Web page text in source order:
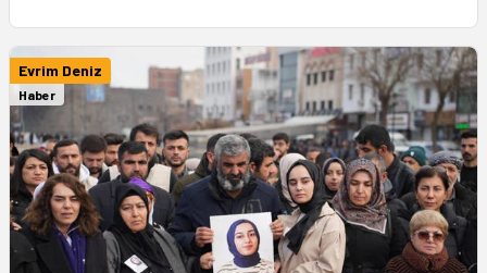
Evrim Deniz
Haber